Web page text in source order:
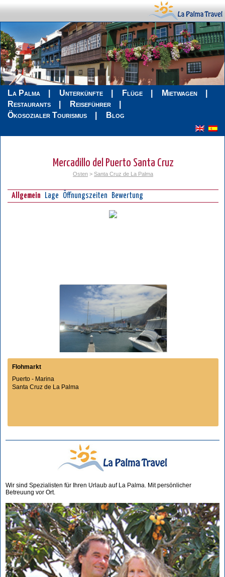
La Palma Unterkünfte Flüge
Mietwagen
Restaurants
Reiseführer
Ökosozialer Tourismus
Blog
Mercadillo del Puerto Santa Cruz
Osten > Santa Cruz de La Palma
Allgemein Lage Öffnungszeiten Bewertung
Flohmarkt
Puerto - Marina
Santa Cruz de La Palma
Wir sind Spezialisten für Ihren Urlaub auf La Palma. Mit persönlicher
Betreuung vor Ort.